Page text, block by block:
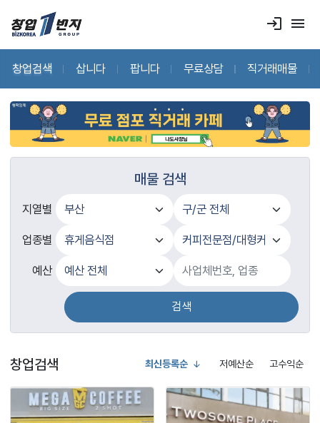
login menu
창업검색 삽니다 팝니다 무료상담 직거래매물
매물 검색
지열별
업종별
예산
검색
창업검색 최신등록순 저예산순 고수익순